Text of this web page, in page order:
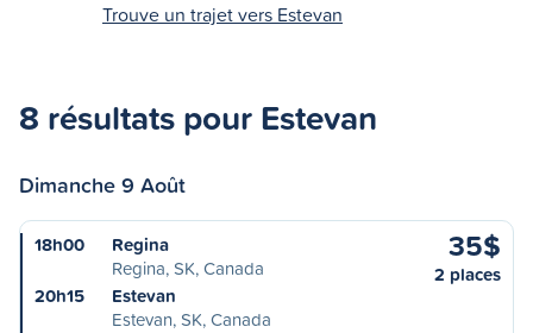
Trouve un trajet vers Estevan
8 résultats pour Estevan
Dimanche 9 Août
18h00
Regina
Regina, SK, Canada
20h15
Estevan
Estevan, SK, Canada
35$
2 places